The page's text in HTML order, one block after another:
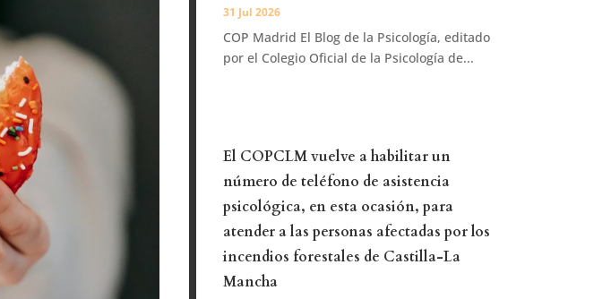
31 Jul 2026
COP Madrid El Blog de la Psicología, editado
por el Colegio Oficial de la Psicología de...
El COPCLM vuelve a habilitar un
número de teléfono de asistencia
psicológica, en esta ocasión, para
atender a las personas afectadas por los
incendios forestales de Castilla-La
Mancha